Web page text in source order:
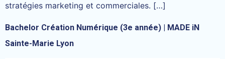
stratégies marketing et commerciales. […]
Bachelor Création Numérique (3e année) | MADE iN
Sainte-Marie Lyon